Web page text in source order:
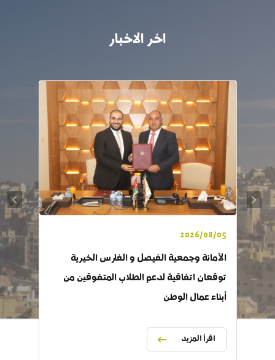
اخر الاخبار
2026/08/05
الأمانة وجمعية الفيصل و الفارس الخيرية
توقعان اتفاقية لدعم الطلاب المتفوقين من
أبناء عمال الوطن
اقرأ المزيد